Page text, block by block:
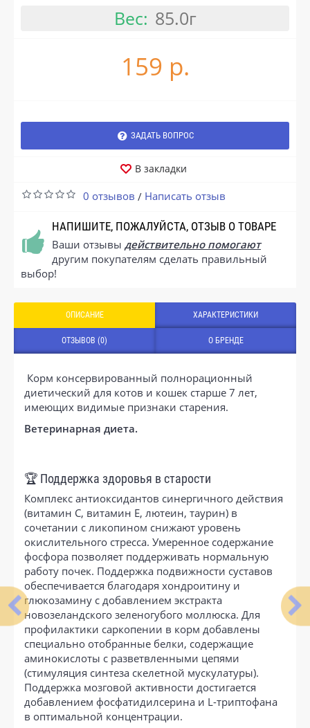
Вес: 85.0г
159 р.
ЗАДАТЬ ВОПРОС
В закладки
0 отзывов / Написать отзыв
НАПИШИТЕ, ПОЖАЛУЙСТА, ОТЗЫВ О ТОВАРЕ
Ваши отзывы действительно помогают
другим покупателям сделать правильный
выбор!
ОПИСАНИЕ ХАРАКТЕРИСТИКИ
ОТЗЫВОВ (0) О БРЕНДЕ
Корм консервированный полнорационный
диетический для котов и кошек старше 7 лет,
имеющих видимые признаки старения.
Ветеринарная диета.
🏆 Поддержка здоровья в старости
Комплекс антиоксидантов синергичного действия
(витамин С, витамин Е, лютеин, таурин) в
сочетании с ликопином снижают уровень
окислительного стресса. Умеренное содержание
фосфора позволяет поддерживать нормальную
работу почек. Поддержка подвижности суставов
обеспечивается благодаря хондроитину и
глюкозамину с добавлением экстракта
новозеландского зеленогубого моллюска. Для
профилактики саркопении в корм добавлены
специально отобранные белки, содержащие
аминокислоты с разветвленными цепями
(стимуляция синтеза скелетной мускулатуры).
Поддержка мозговой активности достигается
добавлением фосфатидилсерина и L-триптофана
в оптимальной концентрации.